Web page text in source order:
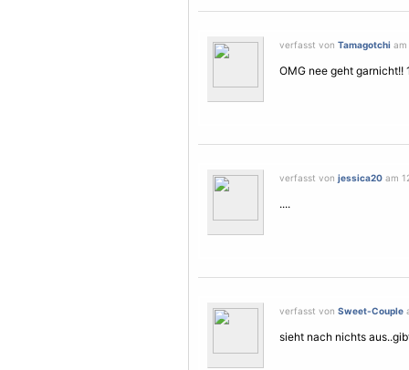
verfasst von Tamagotchi am
OMG nee geht garnicht!!
verfasst von jessica20 am
....
verfasst von Sweet-Couple
sieht nach nichts